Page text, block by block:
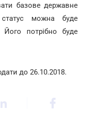
базове державне
можна буде
потрібно буде
до 26.10.2018.